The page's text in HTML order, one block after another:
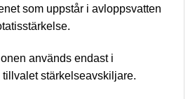
som uppstår i avloppsvatten
används endast i
stärkelseavskiljare.